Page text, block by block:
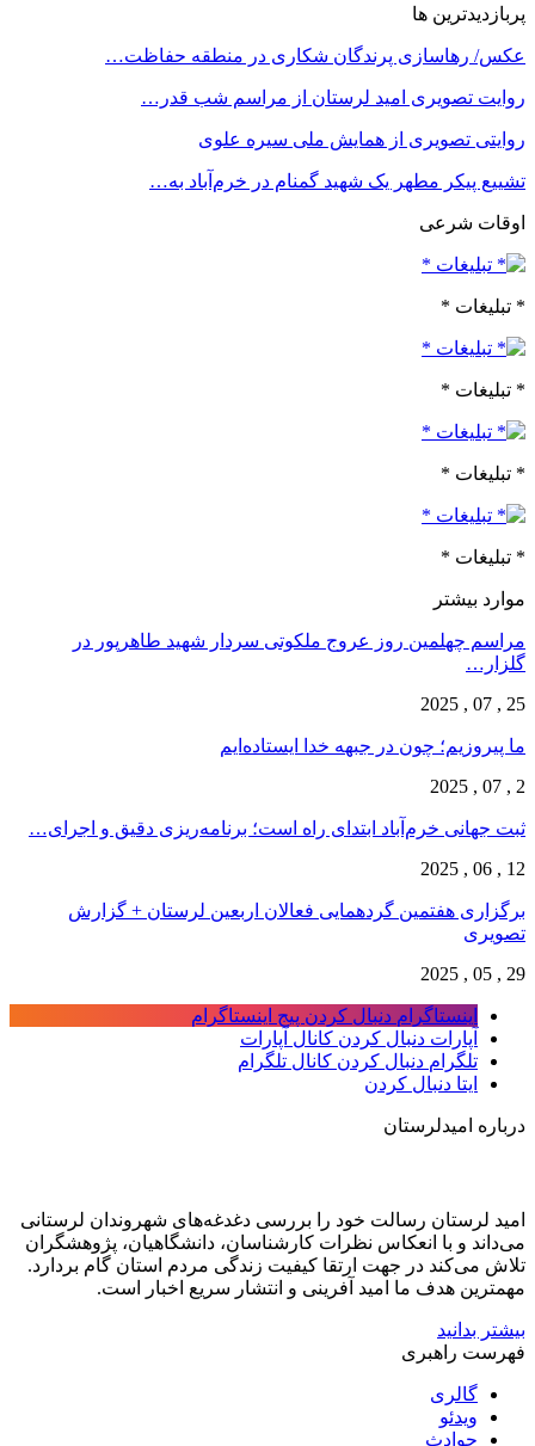
پربازدیدترین ها
عکس/ رهاسازی پرندگان شکاری در منطقه حفاظت…
روایت تصویری امید لرستان از مراسم شب قدر…
روایتی تصویری از همایش ملی سیره علوی
تشییع پیکر مطهر یک شهید گمنام در خرم‌آباد به…
اوقات شرعی
* تبلیغات *
* تبلیغات *
* تبلیغات *
* تبلیغات *
موارد بیشتر
مراسم چهلمین روز عروج ملکوتی سردار شهید طاهرپور در
گلزار…
25 , 07 , 2025
ما پیروزیم؛ چون در جبهه خدا ایستاده‌ایم
2 , 07 , 2025
ثبت جهانی خرم‌‌آباد ابتدای راه است؛ برنامه‌ریزی دقیق و اجرای…
12 , 06 , 2025
برگزاری هفتمین گردهمایی فعالان اربعین لرستان + گزارش
تصویری
29 , 05 , 2025
اینستاگرام دنبال کردن پیج اینستاگرام
آپارات دنبال کردن کانال آپارات
تلگرام دنبال کردن کانال تلگرام
ایتا دنبال کردن
درباره امیدلرستان
امید لرستان رسالت خود را بررسی دغدغه‌های شهروندان لرستانی
می‌داند و با انعکاس نظرات کارشناسان، دانشگاهیان، پژوهشگران
تلاش می‌کند در جهت ارتقا کیفیت زندگی مردم استان گام بردارد.
مهمترین هدف ما امید آفرینی و انتشار سریع اخبار است.
بیشتر بدانید
فهرست راهبری
گالری
ویدئو
حوادث